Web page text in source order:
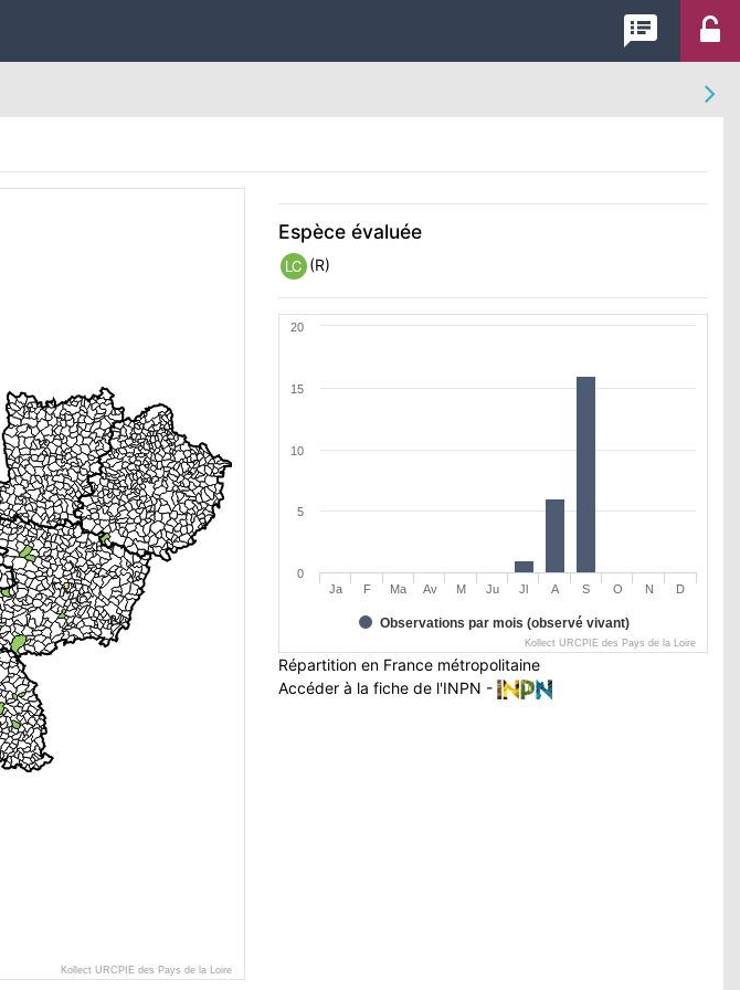
speaker_notes
Kollect URCPIE des Pays de la Loire
Espèce évaluée
LC (R)
Observations par mois (observé vivant)
Ja F Ma Av M Ju Jl A S O N D
0
5
10
15
20
Kollect URCPIE des Pays de la Loire
Répartition en France métropolitaine
Accéder à la fiche de l'INPN -